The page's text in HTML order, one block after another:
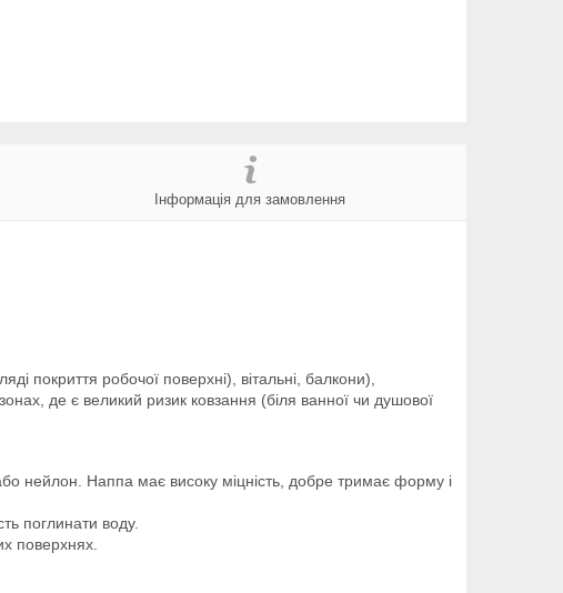
Інформація для замовлення
покриття робочої поверхні), вітальні, балкони),
де є великий ризик ковзання (біля ванної чи душової
нейлон. Наппа має високу міцність, добре тримає форму і
поглинати воду.
поверхнях.